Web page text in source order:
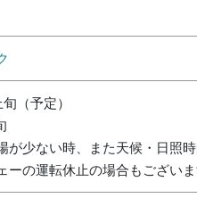
（予定）
少ない時、また天候・日照
ーの運転休止の場合もござい